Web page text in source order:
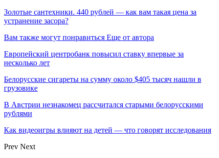
Золотые сантехники. 440 рублей — как вам такая цена за
устранение засора?
Вам также могут понравиться Еще от автора
Европейский центробанк повысил ставку впервые за
несколько лет
Белорусские сигареты на сумму около $405 тысяч нашли в
грузовике
В Австрии незнакомец рассчитался старыми белорусскими
рублями
Как видеоигры влияют на детей — что говорят исследования
Prev Next